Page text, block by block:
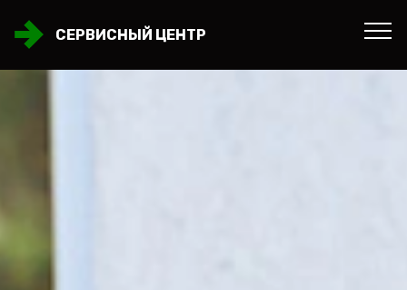
СЕРВИСНЫЙ ЦЕНТР